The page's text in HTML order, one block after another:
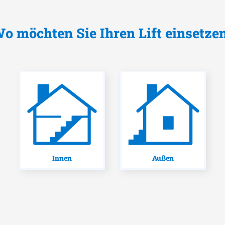
möchten Sie Ihren Lift
Innen Außen